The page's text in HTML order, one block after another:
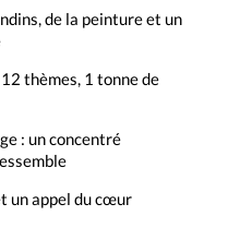
de la peinture et un
thèmes, 1 tonne de
: un concentré
un appel du cœur